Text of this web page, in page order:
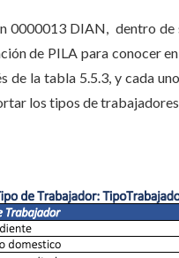
0000013 DIAN, dentro
de PILA para conocer
de la tabla 5.5.3, y cada
los tipos de